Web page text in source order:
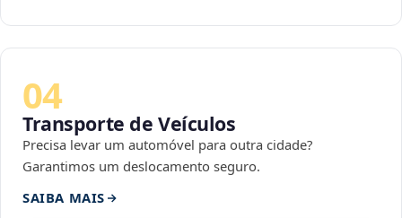
04
Transporte de Veículos
Precisa levar um automóvel para outra cidade?
Garantimos um deslocamento seguro.
SAIBA MAIS